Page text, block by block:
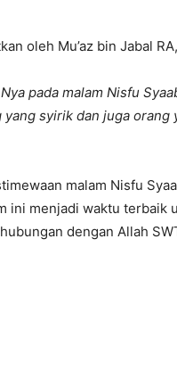
oleh Mu’az bin Jabal
pada malam Nisfu
yang syirik dan juga orang
malam Nisfu
ini menjadi waktu terbaik
dengan Allah